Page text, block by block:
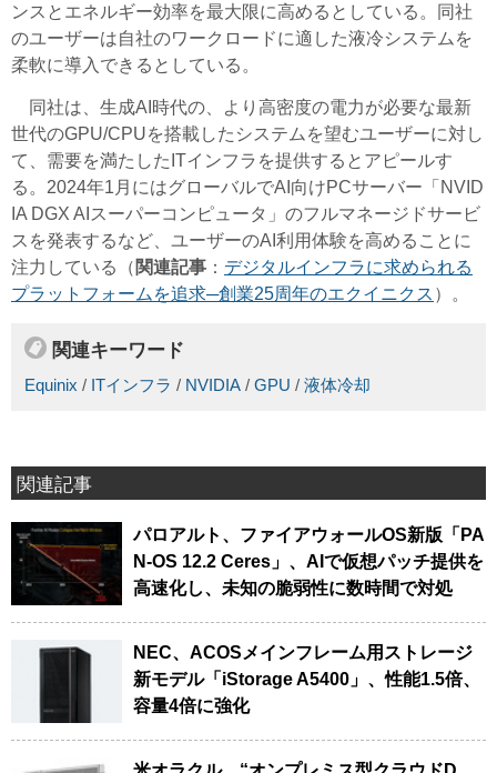
ンスとエネルギー効率を最大限に高めるとしている。同社
のユーザーは自社のワークロードに適した液冷システムを
柔軟に導入できるとしている。
同社は、生成AI時代の、より高密度の電力が必要な最新
世代のGPU/CPUを搭載したシステムを望むユーザーに対し
て、需要を満たしたITインフラを提供するとアピールす
る。2024年1月にはグローバルでAI向けPCサーバー「NVID
IA DGX AIスーパーコンピュータ」のフルマネージドサービ
スを発表するなど、ユーザーのAI利用体験を高めることに
注力している（ 関連記事 ： デジタルインフラに求められる
プラットフォームを追求─創業25周年のエクイニクス ）。
関連キーワード
Equinix / ITインフラ / NVIDIA / GPU / 液体冷却
関連記事
パロアルト、ファイアウォールOS新版「PA
N-OS 12.2 Ceres」、AIで仮想パッチ提供を
高速化し、未知の脆弱性に数時間で対処
NEC、ACOSメインフレーム用ストレージ
新モデル「iStorage A5400」、性能1.5倍、
容量4倍に強化